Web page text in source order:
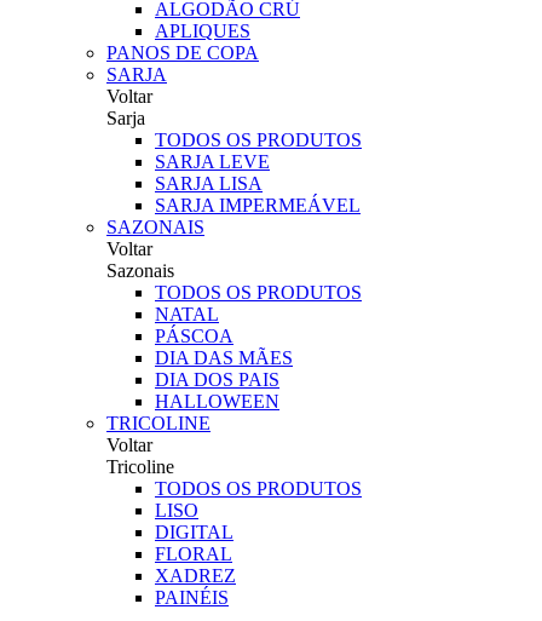
ALGODÃO CRÚ
APLIQUES
PANOS DE COPA
SARJA
Voltar
Sarja
TODOS OS PRODUTOS
SARJA LEVE
SARJA LISA
SARJA IMPERMEÁVEL
SAZONAIS
Voltar
Sazonais
TODOS OS PRODUTOS
NATAL
PÁSCOA
DIA DAS MÃES
DIA DOS PAIS
HALLOWEEN
TRICOLINE
Voltar
Tricoline
TODOS OS PRODUTOS
LISO
DIGITAL
FLORAL
XADREZ
PAINÉIS